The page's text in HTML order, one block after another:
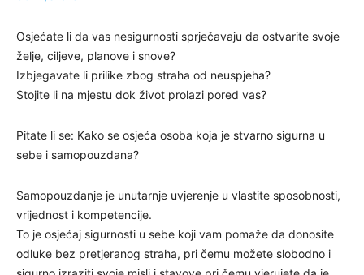
Osjećate li da vas nesigurnosti sprječavaju da ostvarite svoje
želje, ciljeve, planove i snove?
Izbjegavate li prilike zbog straha od neuspjeha?
Stojite li na mjestu dok život prolazi pored vas?
Pitate li se: Kako se osjeća osoba koja je stvarno sigurna u
sebe i samopouzdana?
Samopouzdanje je unutarnje uvjerenje u vlastite sposobnosti,
vrijednost i kompetencije.
To je osjećaj sigurnosti u sebe koji vam pomaže da donosite
odluke bez pretjeranog straha, pri čemu možete slobodno i